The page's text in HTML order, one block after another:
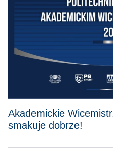
Akademickie
smakuje dobrze!